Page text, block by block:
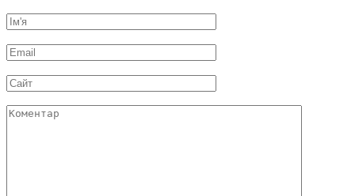
Ім'я
*
Email
*
Сайт
Коментар